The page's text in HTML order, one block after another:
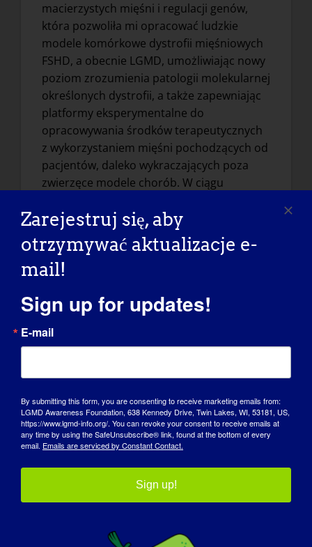
macierzystych mięśni i regulacji genów,
która pozwoliła mi opracować ludzkie
modele komórkowe dystrofii mięśniowych
FSHD, a obecnie LGMD, umożliwiając nowy
poziom zrozumienia patologii molekularnej
określonych dystrofii, a także zapewniając
platformy eksperymentalne do
opracowywania środków terapeutycznych
z wykorzystaniem mięśni pochodzących od
pacjentów, daleko wykraczających poza
zwierzęce modele chorób. W ciągu
całkowicie skoncentrowane na biologii
ludzkich mięśni i dystrofiach mięśniowych,
początkowo FSHD, a ostatnio na LGMD, w
tym LGMD2i i 2G. Podobnie jak w
również zostały zainspirowane przez
świadomością oraz nadzieją na terapie dla
Jakie tematy studiujesz?
Obecnie moje laboratorium badawcze,
wraz z kadrą utalentowanych i
współpracujących partnerów akademickich
i przemysłowych, klinicystów i pacjentów,
walidacją leków, komórek macierzystych i
Zarejestruj się, aby
otrzymywać aktualizacje e-
mail!
Sign up for updates!
E-mail
By submitting this form, you are consenting to receive marketing emails from:
LGMD Awareness Foundation, 638 Kennedy Drive, Twin Lakes, WI, 53181, US,
https://www.lgmd-info.org/. You can revoke your consent to receive emails at
any time by using the SafeUnsubscribe® link, found at the bottom of every
email. Emails are serviced by Constant Contact.
Sign up!